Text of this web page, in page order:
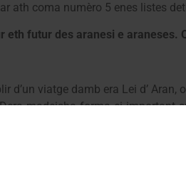
ath coma numèro 5 enes listes
eth futur des aranesi e araneses.
d’un viatge damb era Lei d’
madeisha forma ei important